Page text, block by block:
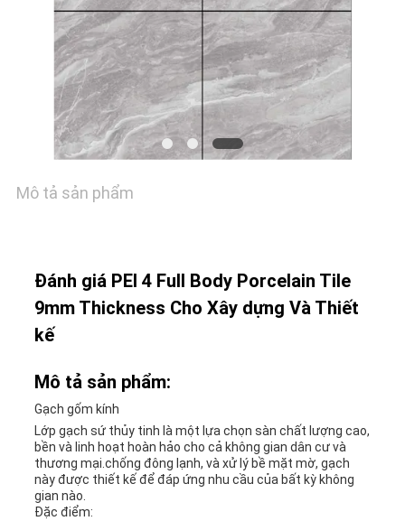
SƠ
TRANG
WEB
CHÍNH
SÁCH
BẢO
MẬT
Mô tả sản phẩm
Đánh giá PEI 4 Full Body Porcelain Tile
9mm Thickness Cho Xây dựng Và Thiết
kế
Mô tả sản phẩm:
Gạch gốm kính
Lớp gạch sứ thủy tinh là một lựa chọn sàn chất lượng cao,
bền và linh hoạt hoàn hảo cho cả không gian dân cư và
thương mại.chống đông lạnh, và xử lý bề mặt mờ, gạch
này được thiết kế để đáp ứng nhu cầu của bất kỳ không
gian nào.
Đặc điểm: